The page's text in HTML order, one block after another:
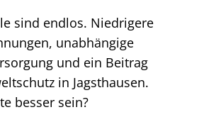
sind endlos. Niedrigere
unabhängige
und ein Beitrag
in Jagsthausen.
besser sein?